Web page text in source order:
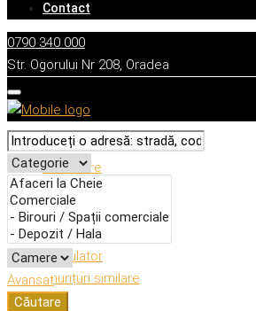
Contact
0790 340 000
Str. Ogorului Nr 208, Oradea
Avansat
Căutare
Descriere
Caracteristici
Adresă
Detalii
Calculator
Anunțuri similare